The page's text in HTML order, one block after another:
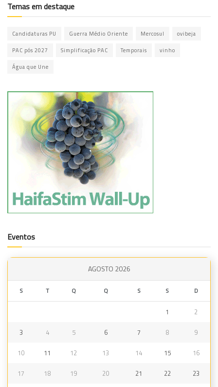
Temas em destaque
Candidaturas PU Guerra Médio Oriente Mercosul ovibeja
PAC pós 2027 Simplificação PAC Temporais vinho
Água que Une
Eventos
AGOSTO 2026
S T Q Q S S D
1 2
3 4 5 6 7 8 9
10 11 12 13 14 15 16
17 18 19 20 21 22 23